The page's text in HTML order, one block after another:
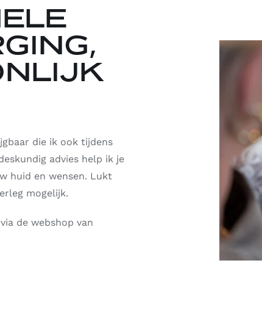
die ik ook tijdens
advies help ik je
huid en wensen. Lukt
mogelijk.
de webshop van